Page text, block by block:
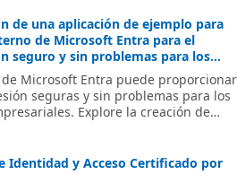
de una aplicación de ejemplo para
de Microsoft Entra para el
seguro y sin problemas para los
- Training
Microsoft Entra puede proporcionar
seguras y sin problemas para los
Explore la creación de
Identidad y Acceso Certificado por